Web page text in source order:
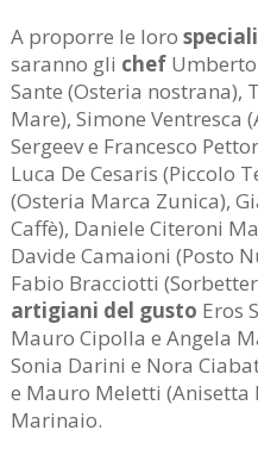
A proporre le loro
saranno gli chef
Sante (Osteria nostrana),
Mare), Simone Ventresca
Sergeev e Francesco
Luca De Cesaris (Piccolo
(Osteria Marca Zunica),
Caffè), Daniele Citeroni
Davide Camaioni (Posto
Fabio Bracciotti
artigiani del gusto Eros
Mauro Cipolla e Angela
Sonia Darini e Nora
e Mauro Meletti (Anisetta
Marinaio.